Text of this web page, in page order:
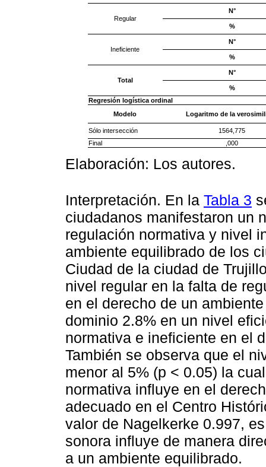
Regular
N°
%
Ineficiente
N°
%
Total
N°
%
Regresión logística ordinal
Modelo
Logaritmo de la
Sólo intersección
1564,775
Final
,000
Elaboración: Los autores.
Interpretación. En la Tabla 3
ciudadanos manifestaron un
regulación normativa y nivel
ambiente equilibrado de los
Ciudad de la ciudad de
nivel regular en la falta de
en el derecho de un
dominio 2.8% en un nivel
normativa e ineficiente en el
También se observa que el
menor al 5% (p < 0.05) la
normativa influye en el
adecuado en el Centro
valor de Nagelkerke 0.997,
sonora influye de manera
a un ambiente equilibrado.